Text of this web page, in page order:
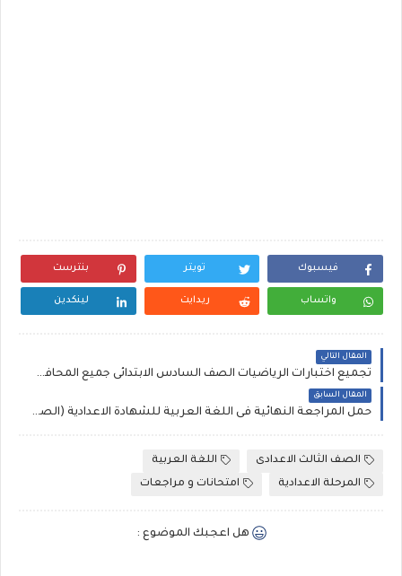
فيسبوك تويتر بنترست
واتساب ريدايت لينكدين
المقال التالي
تجميع اختبارات الرياضيات الصف السادس الابتدائى جميع المحافظات الترم الثانى 2016
المقال السابق
حمل المراجعة النهائية فى اللغة العربية للشهادة الاعدادية (الصف الثالث الاعدادى) الفصل الدراسى الثانى .
الصف الثالث الاعدادى
اللغة العربية
المرحلة الاعدادية
امتحانات و مراجعات
هل اعجبك الموضوع :